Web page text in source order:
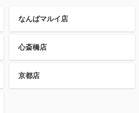
なんばマルイ店
心斎橋店
京都店